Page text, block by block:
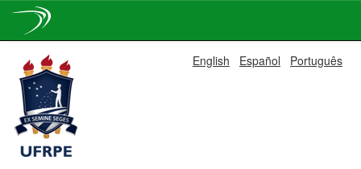
navigation
English Español Português